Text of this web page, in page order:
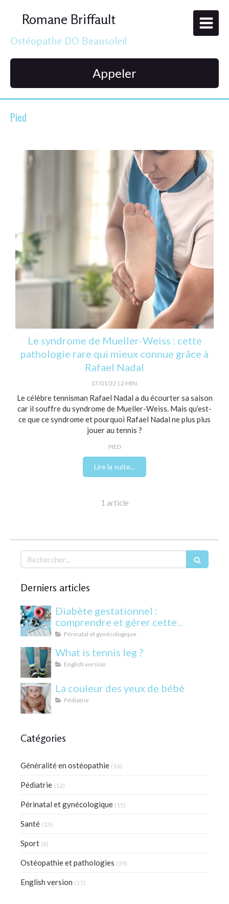
Romane Briffault
Ostéopathe DO Beausoleil
Appeler
Pied
Le syndrome de Mueller-Weiss : cette
pathologie rare qui mieux connue grâce à
Rafael Nadal
17/01/22 2 MIN.
Le célèbre tennisman Rafael Nadal a du écourter sa saison
car il souffre du syndrome de Mueller-Weiss. Mais qu’est-
ce que ce syndrome et pourquoi Rafael Nadal ne plus plus
jouer au tennis ?
PIED
Lire la suite...
1 article
Rechercher
Derniers articles
Diabète gestationnel :
comprendre et gérer cette
condition pendant la grossesse
Périnatal et gynécologique
What is tennis leg ?
English version
La couleur des yeux de bébé
Pédiatrie
Catégories
Généralité en ostéopathie (16)
Pédiatrie (12)
Périnatal et gynécologique (15)
Santé (13)
Sport (8)
Ostéopathie et pathologies (39)
English version (17)